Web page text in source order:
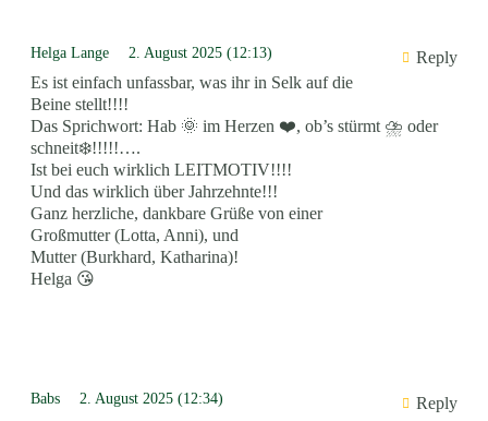
Helga Lange 2. August 2025 (12:13)
Reply
Es ist einfach unfassbar, was ihr in Selk auf die
Beine stellt!!!!
Das Sprichwort: Hab 🌞 im Herzen ❤️, ob’s stürmt ⛈️ oder
schneit❄️!!!!!….
Ist bei euch wirklich LEITMOTIV!!!!
Und das wirklich über Jahrzehnte!!!
Ganz herzliche, dankbare Grüße von einer
Großmutter (Lotta, Anni), und
Mutter (Burkhard, Katharina)!
Helga 😘
Babs 2. August 2025 (12:34)
Reply